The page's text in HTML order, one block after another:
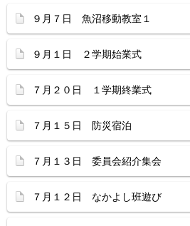
９月７日 魚沼移動教室１
９月１日 ２学期始業式
７月２０日 １学期終業式
７月１５日 防災宿泊
７月１３日 委員会紹介集会
７月１２日 なかよし班遊び